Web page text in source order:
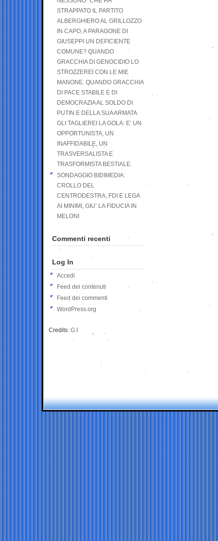
STRAPPATO IL PARTITO
ALBERGHIERO AL GRILLOZZO
IN CAPO, A PARAGONE DI
GIUSEPPI UN DEFICIENTE
COMUNE? QUANDO
GRACCHIA DI GENOCIDIO LO
STROZZEREI CON LE MIE
MANONE. QUANDO GRACCHIA
DI PACE STABILE E DI
DEMOCRAZIA AL SOLDO DI
PUTIN E DELLA SUA ARMATA
GLI TAGLIEREI LA GOLA: E’ UN
OPPORTUNISTA, UN
INAFFIDABILE, UN
TRASVERSALISTA E
TRASFORMISTA BESTIALE.
SONDAGGIO BIDIMEDIA:
CROLLO DEL
CENTRODESTRA, FDI E LEGA
AI MINIMI, GIU’ LA FIDUCIA IN
MELONI
Commenti recenti
Log In
Accedi
Feed dei contenuti
Feed dei commenti
WordPress.org
Credits: G.I